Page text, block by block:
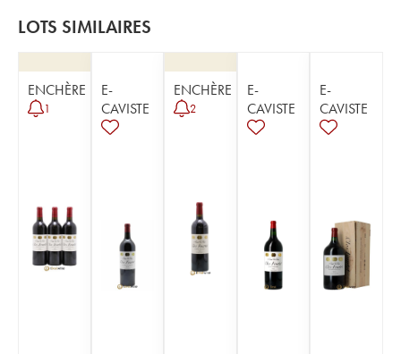
LOTS SIMILAIRES
ENCHÈRE
1
E-
CAVISTE
ENCHÈRE
2
E-
CAVISTE
E-
CAVISTE